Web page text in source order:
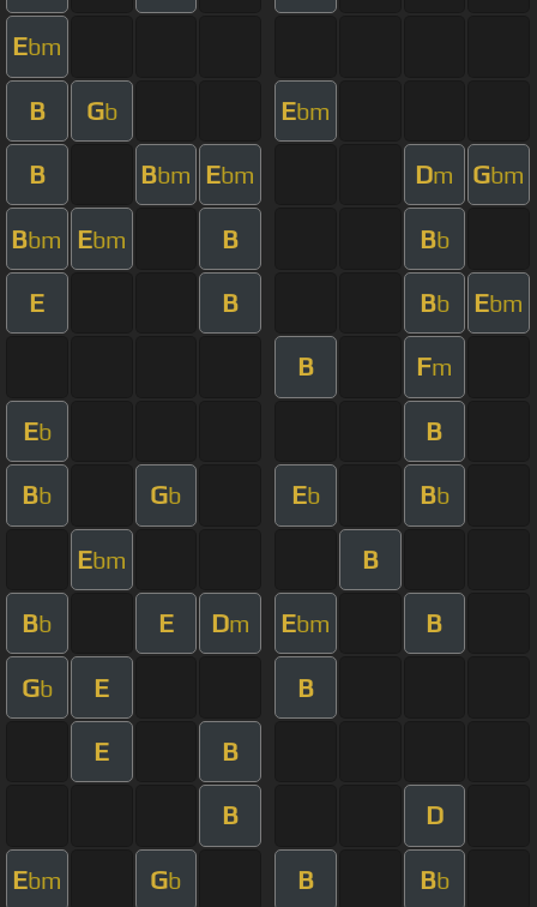
Ebm
B Gb Ebm
B Bbm Ebm Dm Gbm
Bbm Ebm B Bb
E B Bb Ebm
B Fm
Eb B
Bb Gb Eb Bb
Ebm B
Bb E Dm Ebm B
Gb E B
E B
B D
Ebm Gb B Bb